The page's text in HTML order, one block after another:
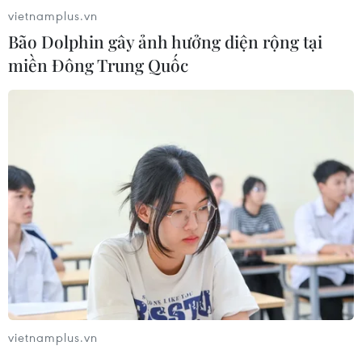
được thu giữ từ tài khoản ngân hàng của các cựu quan
chức và những người liên đới, bị truy tố vì cáo buộc
tham nhũng trong bóng đá."
vietnamplus.vn
Bão Dolphin gây ảnh hưởng diện rộng tại
miền Đông Trung Quốc
vietnamplus.vn